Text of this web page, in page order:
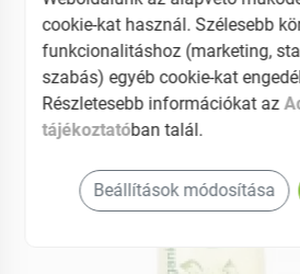
EAN: 9120008991306
4.7 (3)
cookie-kat használ. Szélesebb
funkcionalitáshoz (marketing,
szabás) egyéb cookie-kat
Részletesebb információkat az
tájékoztatóban talál.
Beállítások módosítása